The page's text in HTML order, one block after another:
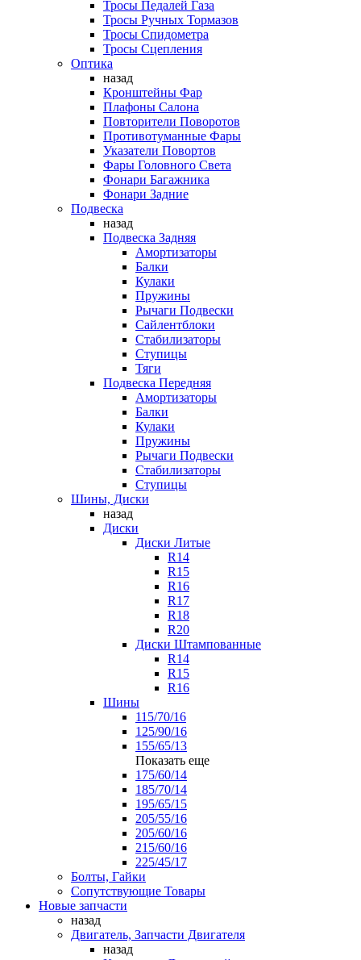
Тросы Педалей Газа
Тросы Ручных Тормазов
Тросы Спидометра
Тросы Сцепления
Оптика
назад
Кронштейны Фар
Плафоны Салона
Повторители Поворотов
Противотуманные Фары
Указатели Повортов
Фары Головного Света
Фонари Багажника
Фонари Задние
Подвеска
назад
Подвеска Задняя
Амортизаторы
Балки
Кулаки
Пружины
Рычаги Подвески
Сайлентблоки
Стабилизаторы
Ступицы
Тяги
Подвеска Передняя
Амортизаторы
Балки
Кулаки
Пружины
Рычаги Подвески
Стабилизаторы
Ступицы
Шины, Диски
назад
Диски
Диски Литые
R14
R15
R16
R17
R18
R20
Диски Штампованные
R14
R15
R16
Шины
115/70/16
125/90/16
155/65/13
Показать еще
175/60/14
185/70/14
195/65/15
205/55/16
205/60/16
215/60/16
225/45/17
Болты, Гайки
Сопутствующие Товары
Новые запчасти
назад
Двигатель, Запчасти Двигателя
назад